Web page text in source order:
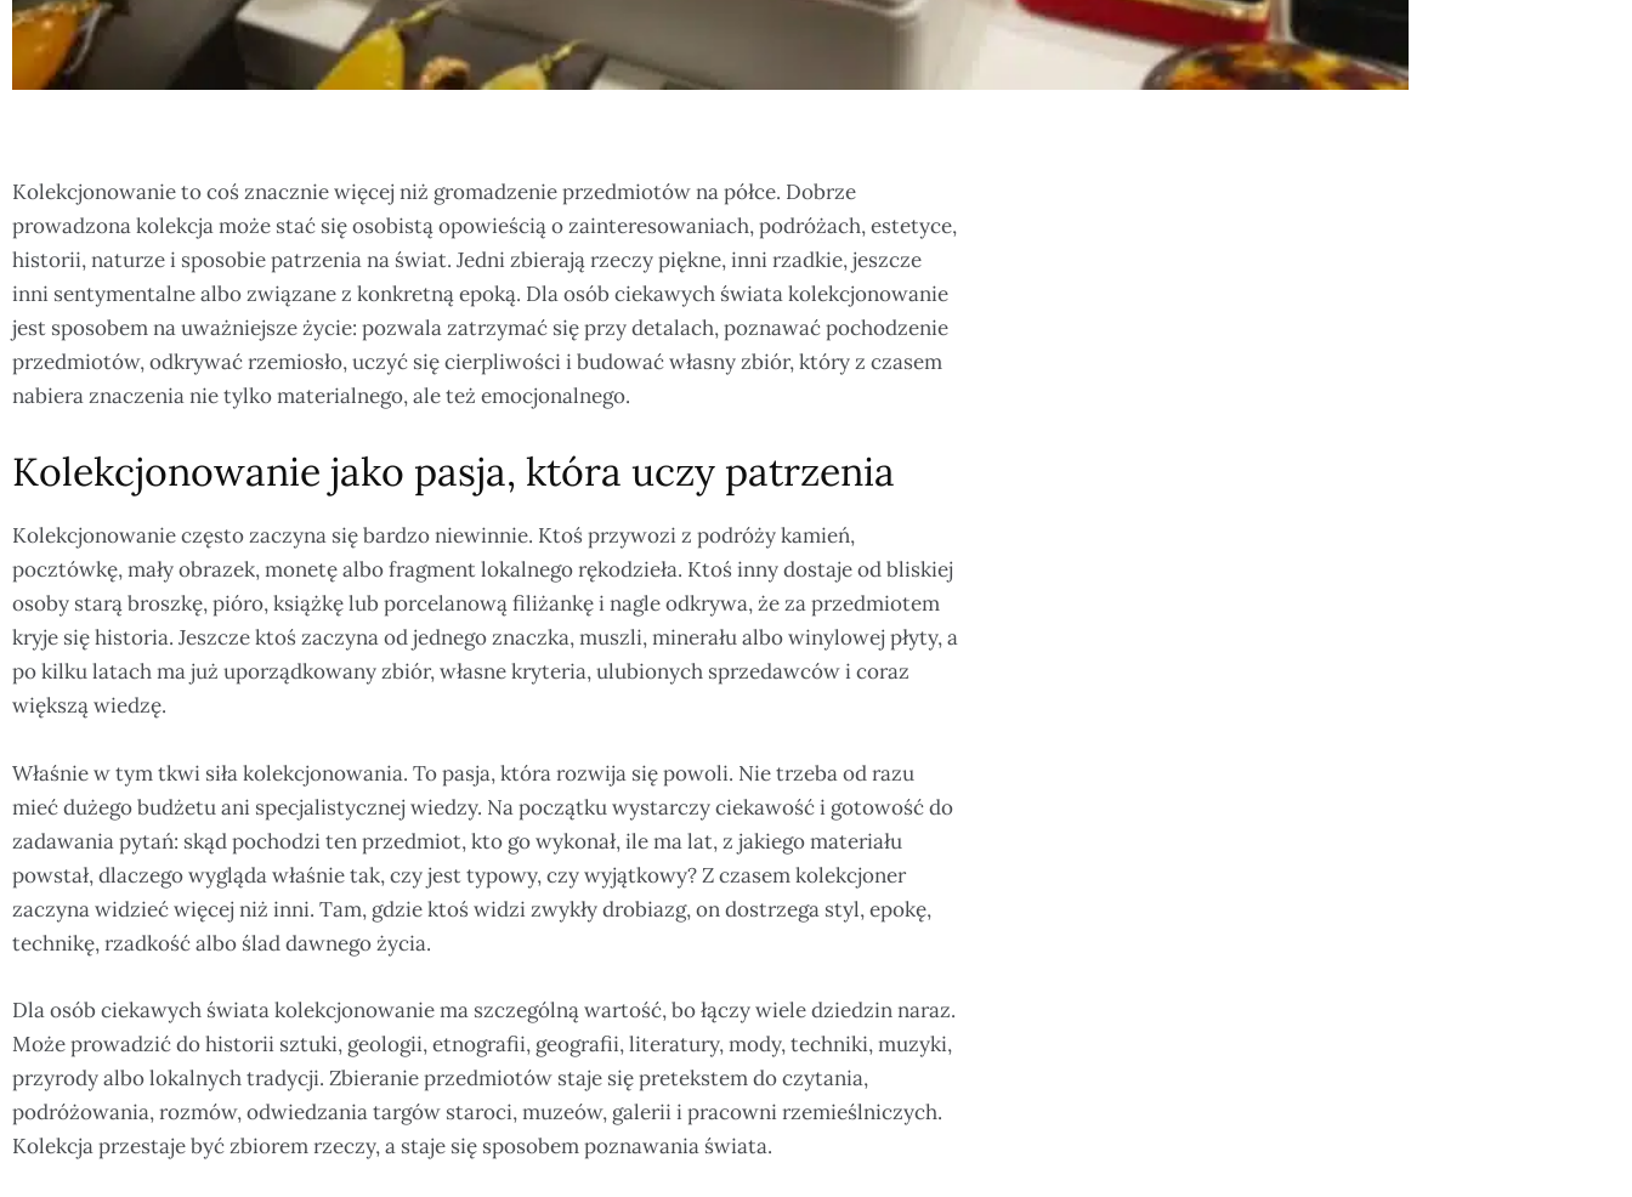
Kolekcjonowanie to coś znacznie więcej niż gromadzenie przedmiotów na półce. Dobrze
prowadzona kolekcja może stać się osobistą opowieścią o zainteresowaniach, podróżach, estetyce,
historii, naturze i sposobie patrzenia na świat. Jedni zbierają rzeczy piękne, inni rzadkie, jeszcze
inni sentymentalne albo związane z konkretną epoką. Dla osób ciekawych świata kolekcjonowanie
jest sposobem na uważniejsze życie: pozwala zatrzymać się przy detalach, poznawać pochodzenie
przedmiotów, odkrywać rzemiosło, uczyć się cierpliwości i budować własny zbiór, który z czasem
nabiera znaczenia nie tylko materialnego, ale też emocjonalnego.
Kolekcjonowanie jako pasja, która uczy patrzenia
Kolekcjonowanie często zaczyna się bardzo niewinnie. Ktoś przywozi z podróży kamień,
pocztówkę, mały obrazek, monetę albo fragment lokalnego rękodzieła. Ktoś inny dostaje od bliskiej
osoby starą broszkę, pióro, książkę lub porcelanową filiżankę i nagle odkrywa, że za przedmiotem
kryje się historia. Jeszcze ktoś zaczyna od jednego znaczka, muszli, minerału albo winylowej płyty, a
po kilku latach ma już uporządkowany zbiór, własne kryteria, ulubionych sprzedawców i coraz
większą wiedzę.
Właśnie w tym tkwi siła kolekcjonowania. To pasja, która rozwija się powoli. Nie trzeba od razu
mieć dużego budżetu ani specjalistycznej wiedzy. Na początku wystarczy ciekawość i gotowość do
zadawania pytań: skąd pochodzi ten przedmiot, kto go wykonał, ile ma lat, z jakiego materiału
powstał, dlaczego wygląda właśnie tak, czy jest typowy, czy wyjątkowy? Z czasem kolekcjoner
zaczyna widzieć więcej niż inni. Tam, gdzie ktoś widzi zwykły drobiazg, on dostrzega styl, epokę,
technikę, rzadkość albo ślad dawnego życia.
Dla osób ciekawych świata kolekcjonowanie ma szczególną wartość, bo łączy wiele dziedzin naraz.
Może prowadzić do historii sztuki, geologii, etnografii, geografii, literatury, mody, techniki, muzyki,
przyrody albo lokalnych tradycji. Zbieranie przedmiotów staje się pretekstem do czytania,
podróżowania, rozmów, odwiedzania targów staroci, muzeów, galerii i pracowni rzemieślniczych.
Kolekcja przestaje być zbiorem rzeczy, a staje się sposobem poznawania świata.